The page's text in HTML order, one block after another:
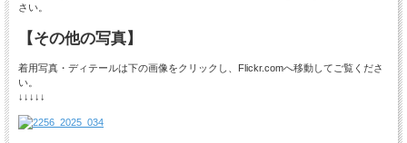
さい。
【その他の写真】
着用写真・ディテールは下の画像をクリックし、Flickr.comへ移動してご覧くださ
い。
↓↓↓↓↓